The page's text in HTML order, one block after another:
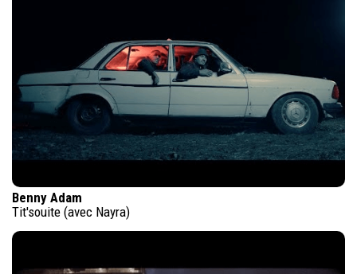
Benny Adam
Tit'souite (avec Nayra)